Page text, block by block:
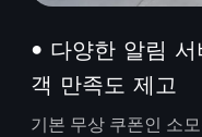
• 다양한 알림
객 만족도 제고
기본 무상 쿠폰인 소